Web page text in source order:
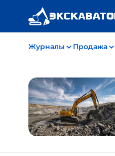
Журналы Продажа